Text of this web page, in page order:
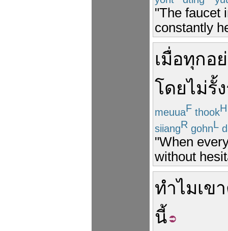
"The faucet
constantly
เมื่อทุกอ
โดยไม่รั้
meuuaF thookH
siiangR gohnL
"When
without
ทำไมเขา
นี้